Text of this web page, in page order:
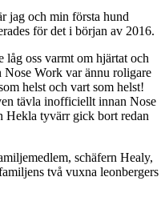
jag och min första hund
för det i början av 2016.
låg oss varmt om hjärtat och
Work var ännu roligare
helst och vart som helst!
tävla inofficiellt innan Nose
Hekla tyvärr gick bort redan
schäfern Healy,
två vuxna leonbergers